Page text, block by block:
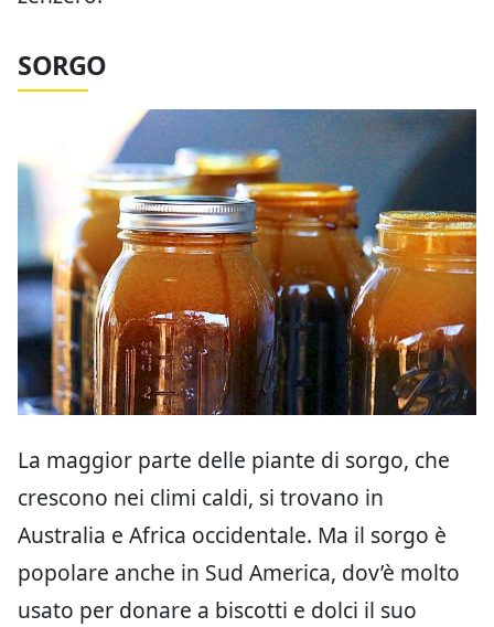
SORGO
La maggior parte delle piante di sorgo, che
crescono nei climi caldi, si trovano in
Australia e Africa occidentale. Ma il sorgo è
popolare anche in Sud America, dov’è molto
usato per donare a biscotti e dolci il suo